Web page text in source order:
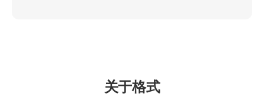
关于格式